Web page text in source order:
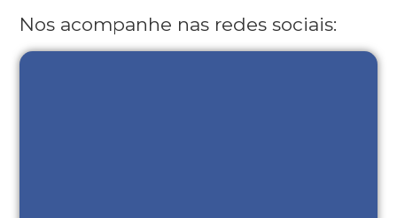
Nos acompanhe nas redes sociais: